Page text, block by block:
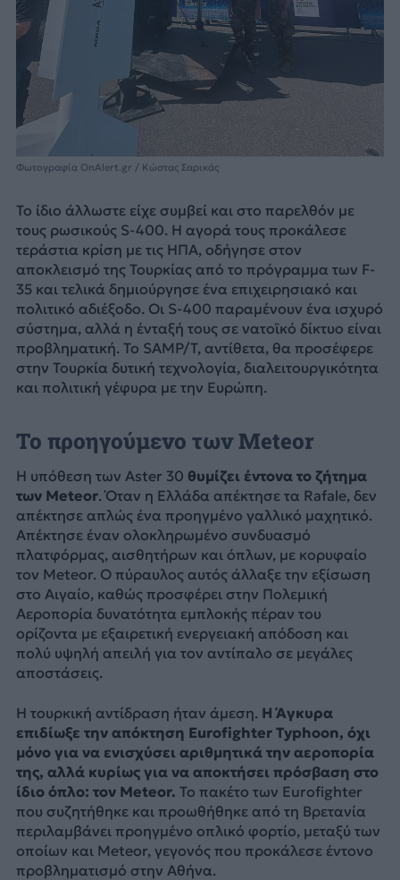
Φωτογραφία OnAlert.gr / Κώστας Σαρικάς
Το ίδιο άλλωστε είχε συμβεί και στο παρελθόν με
τους ρωσικούς S-400. Η αγορά τους προκάλεσε
τεράστια κρίση με τις ΗΠΑ, οδήγησε στον
αποκλεισμό της Τουρκίας από το πρόγραμμα των F-
35 και τελικά δημιούργησε ένα επιχειρησιακό και
πολιτικό αδιέξοδο. Οι S-400 παραμένουν ένα ισχυρό
σύστημα, αλλά η ένταξή τους σε νατοϊκό δίκτυο είναι
προβληματική. Το SAMP/T, αντίθετα, θα προσέφερε
στην Τουρκία δυτική τεχνολογία, διαλειτουργικότητα
και πολιτική γέφυρα με την Ευρώπη.
Το προηγούμενο των Meteor
Η υπόθεση των Aster 30 θυμίζει έντονα το ζήτημα
των Meteor. Όταν η Ελλάδα απέκτησε τα Rafale, δεν
απέκτησε απλώς ένα προηγμένο γαλλικό μαχητικό.
Απέκτησε έναν ολοκληρωμένο συνδυασμό
πλατφόρμας, αισθητήρων και όπλων, με κορυφαίο
τον Meteor. Ο πύραυλος αυτός άλλαξε την εξίσωση
στο Αιγαίο, καθώς προσφέρει στην Πολεμική
Αεροπορία δυνατότητα εμπλοκής πέραν του
ορίζοντα με εξαιρετική ενεργειακή απόδοση και
πολύ υψηλή απειλή για τον αντίπαλο σε μεγάλες
αποστάσεις.
Η τουρκική αντίδραση ήταν άμεση. Η Άγκυρα
επιδίωξε την απόκτηση Eurofighter Typhoon, όχι
μόνο για να ενισχύσει αριθμητικά την αεροπορία
της, αλλά κυρίως για να αποκτήσει πρόσβαση στο
ίδιο όπλο: τον Meteor. Το πακέτο των Eurofighter
που συζητήθηκε και προωθήθηκε από τη Βρετανία
περιλαμβάνει προηγμένο οπλικό φορτίο, μεταξύ των
οποίων και Meteor, γεγονός που προκάλεσε έντονο
προβληματισμό στην Αθήνα.